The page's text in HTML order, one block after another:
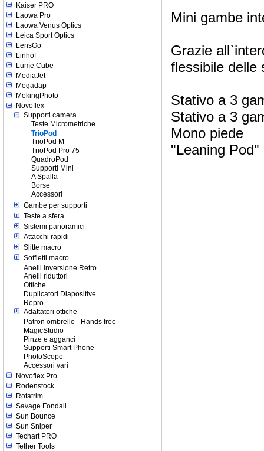
Kaiser PRO
Laowa Pro
Laowa Venus Optics
Leica Sport Optics
LensGo
Linhof
Lume Cube
MediaJet
Megadap
MekingPhoto
Novoflex
Supporti camera
Teste Micrometriche
TrioPod
TrioPod M
TrioPod Pro 75
QuadroPod
Supporti Mini
A Spalla
Borse
Accessori
Gambe per supporti
Teste a sfera
Sistemi panoramici
Attacchi rapidi
Slitte macro
Soffietti macro
Anelli inversione Retro
Anelli riduttori
Ottiche
Duplicatori Diapositive
Repro
Adattatori ottiche
Patron ombrello - Hands free
MagicStudio
Pinze e agganci
Supporti Smart Phone
PhotoScope
Accessori vari
Novoflex Pro
Rodenstock
Rotatrim
Savage Fondali
Sun Bounce
Sun Sniper
Techart PRO
Tether Tools
Mini gambe
Grazie
flessibile delle
Stativo a 3
Stativo a 3
Mono piede
"Leaning